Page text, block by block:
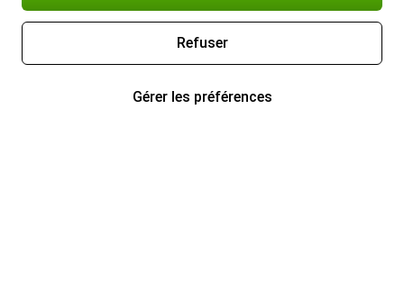
Refuser
Gérer les préférences